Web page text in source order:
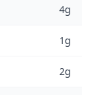
4g
1g
2g